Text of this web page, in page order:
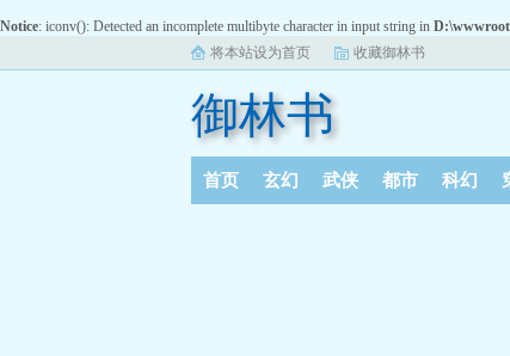
Notice: iconv(): Detected an incomplete multibyte character in input string in
将本站设为首页
收藏御林书
御林书
首页 玄幻 武侠 都市 科幻